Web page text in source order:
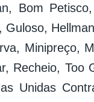
Bom
Guloso,
Minipreço,
Recheio, Too
Unidas